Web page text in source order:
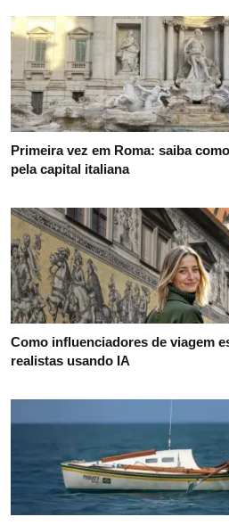
Primeira vez em Roma: saiba
pela capital italiana
Como influenciadores de viagem
realistas usando IA